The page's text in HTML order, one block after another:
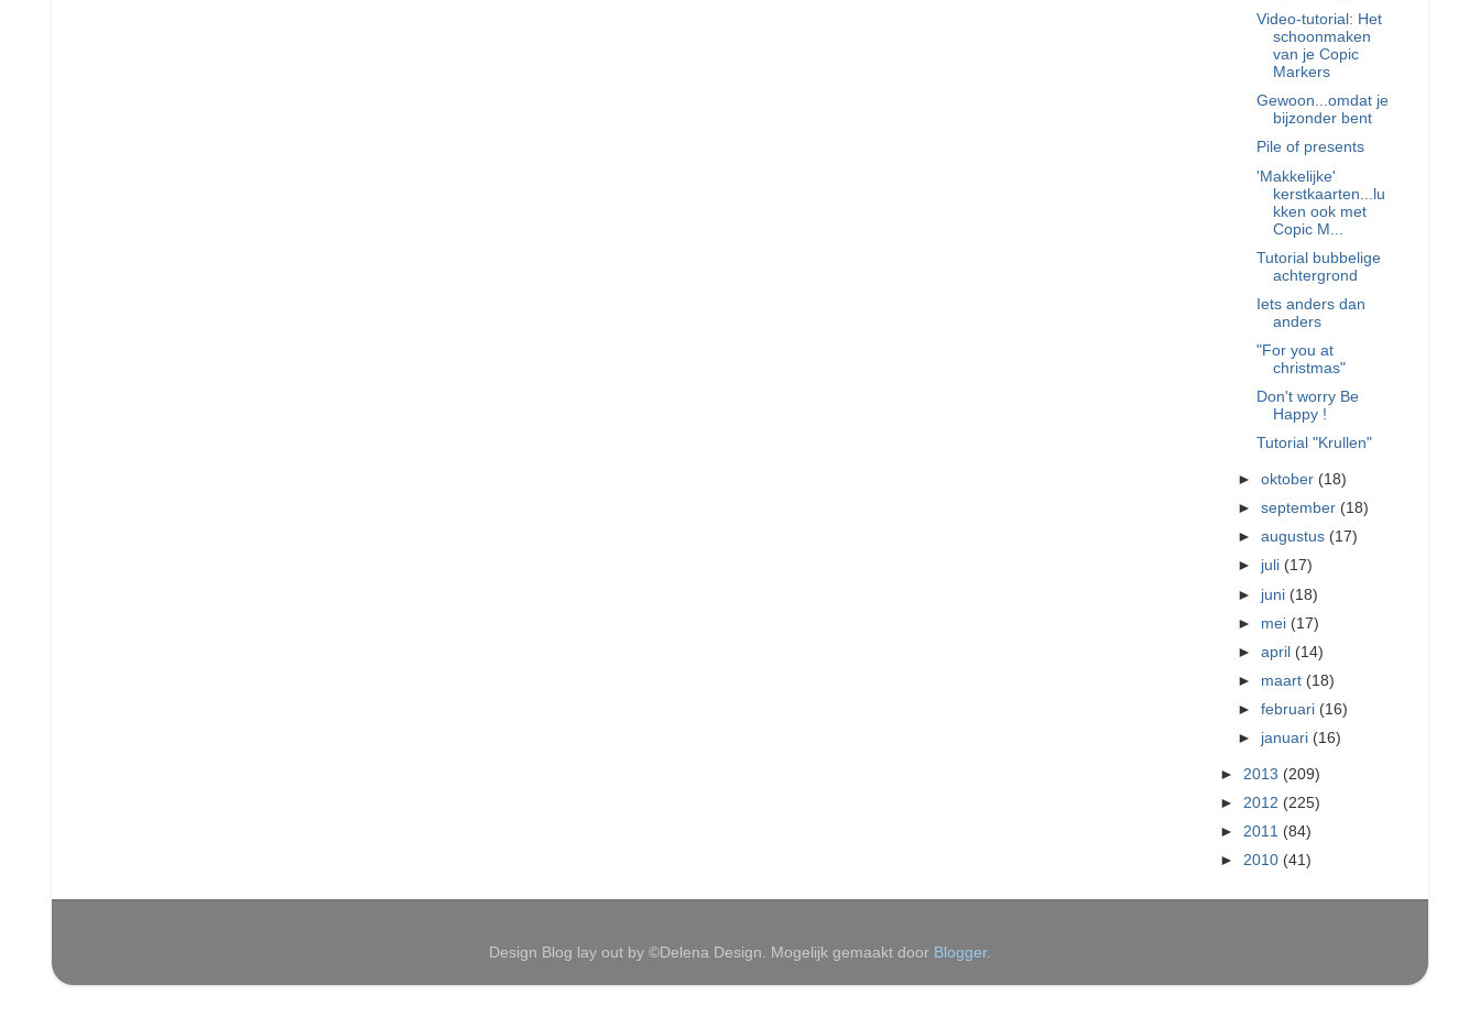
Video-tutorial: Het
schoonmaken
van je Copic
Markers
Gewoon...omdat je
bijzonder bent
Pile of presents
'Makkelijke'
kerstkaarten...lu
kken ook met
Copic M...
Tutorial bubbelige
achtergrond
Iets anders dan
anders
"For you at
christmas"
Don't worry Be
Happy !
Tutorial "Krullen"
►oktober (18)
►september (18)
►augustus (17)
► juli (17)
► juni (18)
► mei (17)
►april (14)
► maart (18)
►februari (16)
► januari (16)
► 2013 (209)
► 2012 (225)
► 2011 (84)
► 2010 (41)
Design Blog lay out by ©Delena Design. Mogelijk gemaakt door Blogger.